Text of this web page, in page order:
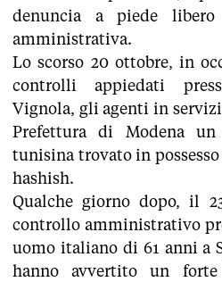
denuncia a piede libero
amministrativa.
Lo scorso 20 ottobre, in
controlli appiedati
Vignola, gli agenti in
Prefettura di Modena
tunisina trovato in
hashish.
Qualche giorno dopo, il
controllo amministrativo
uomo italiano di 61 anni a
hanno avvertito un